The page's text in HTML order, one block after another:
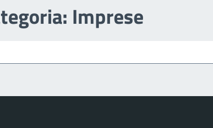
Imprese